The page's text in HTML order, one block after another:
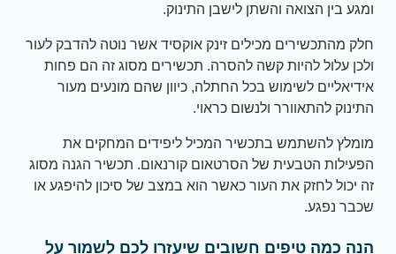
ומגע בין הצואה והשתן לישבן התינוק.
חלק מהתכשירים מכילים זינק אוקסיד אשר נוטה להדבק לעור
ולכן עלול להיות קשה להסרה. תכשירים מסוג זה הם פחות
אידיאליים לשימוש בכל החתלה, כיוון שהם מונעים מעור
התינוק להתאוורר ולנשום כראוי.
מומלץ להשתמש בתכשיר המכיל ליפידים המחקים את
הפעילות הטבעית של הסרטאום קורנאום. תכשיר הגנה מסוג
זה יכול לחזק את העור כאשר הוא במצב של סיכון להיפגע או
שכבר נפגע.
הנה כמה טיפים חשובים שיעזרו לכם לשמור על